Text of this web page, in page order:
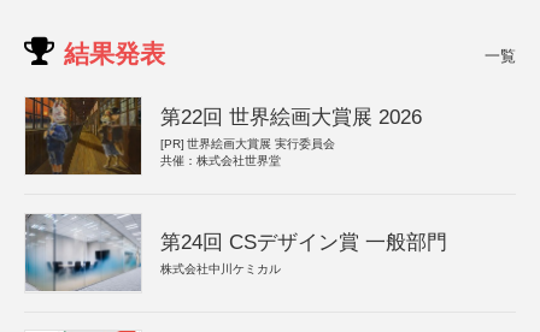
結果発表 一覧
第22回 世界絵画大賞展 2026
[PR] 世界絵画大賞展 実行委員会
共催：株式会社世界堂
第24回 CSデザイン賞 一般部門
株式会社中川ケミカル